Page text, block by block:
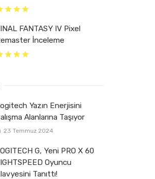
FANTASY IV Pixel
İnceleme
Yazın Enerjisini
Alanlarına Taşıyor
23 Temmuz 2024
G, Yeni PRO X 60
Oyuncu
Tanıttı!